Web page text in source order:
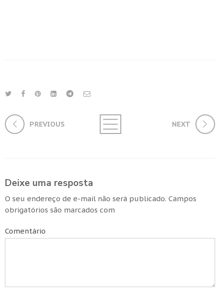
PREVIOUS NEXT
Deixe uma resposta
O seu endereço de e-mail não será publicado. Campos
obrigatórios são marcados com
Comentário